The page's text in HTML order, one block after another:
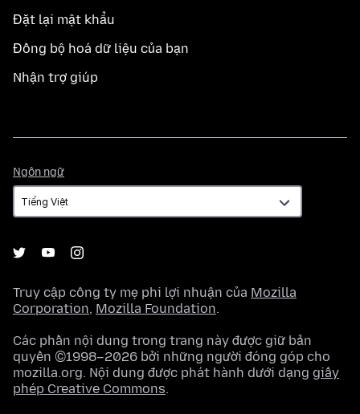
Đặt lại mật khẩu
Đồng bộ hoá dữ liệu của bạn
Nhận trợ giúp
Ngôn ngữ
ngữ
Truy cập công ty mẹ phi lợi nhuận của Mozilla
Corporation, Mozilla Foundation.
Các phần nội dung trong trang này được giữ bản
quyền ©1998–2026 bởi những người đóng góp cho
mozilla.org. Nội dung được phát hành dưới dạng giấy
phép Creative Commons.